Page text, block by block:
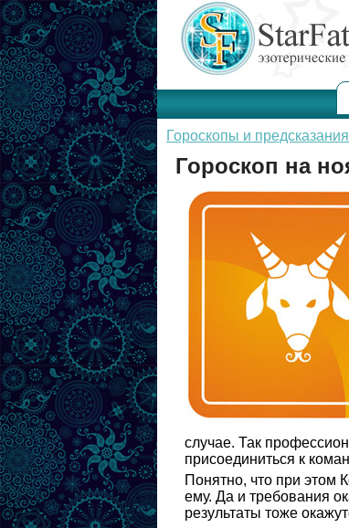
Гороскопы и
Гороскоп на
случае. Так
присоединиться к
Понятно, что при этом
ему. Да и требования
результаты тоже